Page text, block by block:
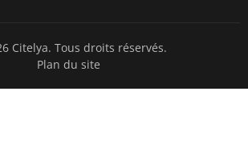
Citelya. Tous droits réservés.
Plan du site